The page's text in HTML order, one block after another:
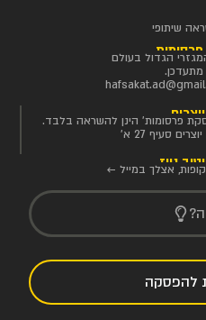
שיתופי
הגדול בעולם
פרסומות' הינן להשראה בלבד.
סעיף 27 א'
ניוזאצלך במייל ←
להפסקה